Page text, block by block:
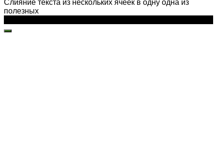
Слияние текста из нескольких ячеек в одну одна из
полезных